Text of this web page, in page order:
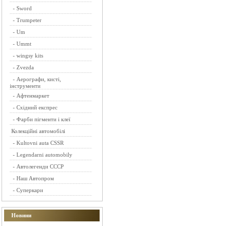
- Sword
- Trumpeter
- Um
- Ummt
- wingsy kits
- Zvezda
- Аерографи, кисті,
інструменти
- Афтенмаркет
- Східний експрес
- Фарби пігменти і клеї
Колекційні автомобілі
- Kultovni auta CSSR
- Legendarni automobily
- Автолегенди СССР
- Наш Автопром
- Суперкари
Новини